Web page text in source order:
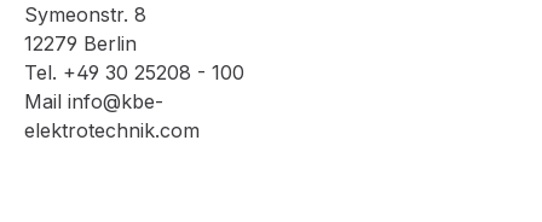
Symeonstr. 8
12279 Berlin
Tel. +49 30 25208 - 100
Mail info@kbe-
elektrotechnik.com